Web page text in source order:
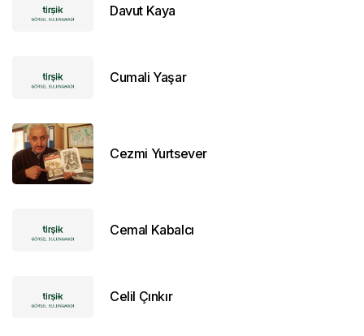
Davut Kaya
Cumali Yaşar
Cezmi Yurtsever
Cemal Kabalcı
Celil Çınkır